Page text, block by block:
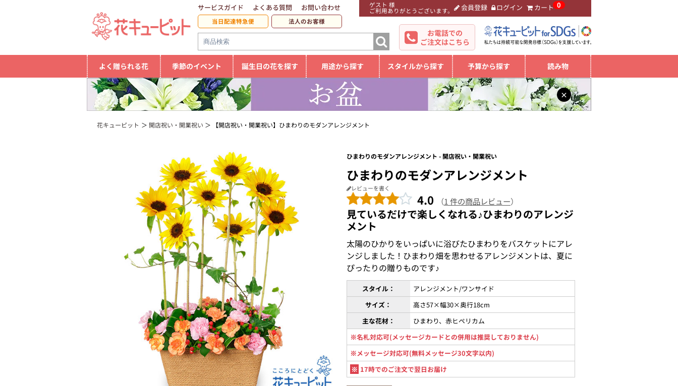
ゲスト 様
ご利用ありがとうございます。 会員登録 ログイン カート 0
サービスガイド よくある質問 お問い合わせ
当日配達特急便 法人のお客様
お電話での
ご注文はこちら
よく贈られる花 季節のイベント 誕生日の花を探す 用途から探す スタイルから探す 予算から探す 読み物
×
花キューピット 開店祝い・開業祝い 【開店祝い・開業祝い】ひまわりのモダンアレンジメント
ひまわりのモダンアレンジメント - 開店祝い・開業祝い
ひまわりのモダンアレンジメント
レビューを書く
4.0 （1 件の商品レビュー）
見ているだけで楽しくなれる♪ひまわりのアレンジ
メント
太陽のひかりをいっぱいに浴びたひまわりをバスケットにアレ
ンジしました！ひまわり畑を思わせるアレンジメントは、夏に
ぴったりの贈りものです♪
スタイル：
アレンジメント/ワンサイド
サイズ：
高さ57×幅30×奥行18cm
主な花材：
ひまわり、赤ヒペリカム
※名札対応可(メッセージカードとの併用は推奨しておりません)
※メッセージ対応可(無料メッセージ30文字以内)
※ 17時でのご注文で翌日お届け